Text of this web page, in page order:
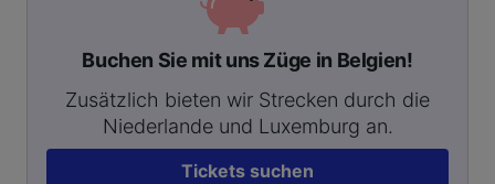
Buchen Sie mit uns Züge in Belgien!
Zusätzlich bieten wir Strecken durch die
Niederlande und Luxemburg an.
Tickets suchen